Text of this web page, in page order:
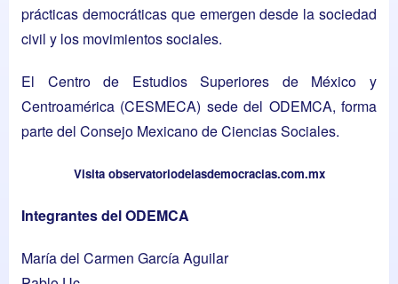
prácticas democráticas que emergen desde la sociedad
civil y los movimientos sociales.
El Centro de Estudios Superiores de México y
Centroamérica (CESMECA) sede del ODEMCA, forma
parte del Consejo Mexicano de Ciencias Sociales.
Visita observatoriodelasdemocracias.com.mx
Integrantes del ODEMCA
María del Carmen García Aguilar